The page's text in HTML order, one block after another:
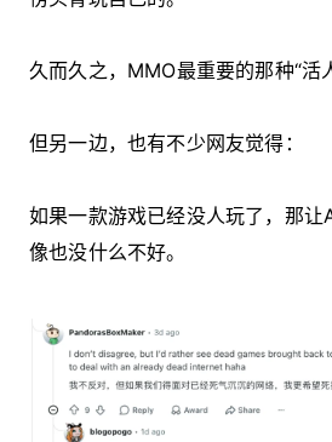
久而久之，MMO最重要的那种“活
但另一边，也有不少网友觉得：
如果一款游戏已经没人玩了，那让
像也没什么不好。